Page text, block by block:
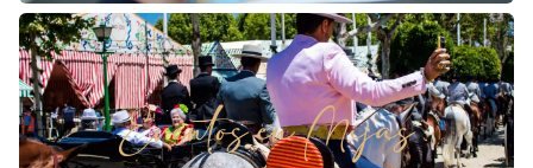
Eventos en Mijas